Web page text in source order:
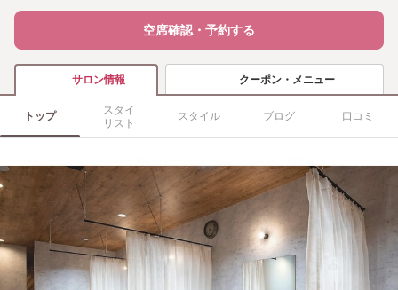
空席確認・予約する
サロン情報 クーポン・メニュー
トップ
スタイ
リスト
スタイル ブログ 口コミ